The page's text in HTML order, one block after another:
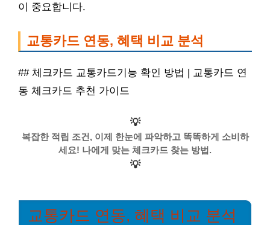
이 중요합니다.
교통카드 연동, 혜택 비교 분석
## 체크카드 교통카드기능 확인 방법 | 교통카드 연
동 체크카드 추천 가이드
💡
복잡한 적립 조건, 이제 한눈에 파악하고 똑똑하게 소비하
세요! 나에게 맞는 체크카드 찾는 방법.
💡
교통카드 연동, 혜택 비교 분석